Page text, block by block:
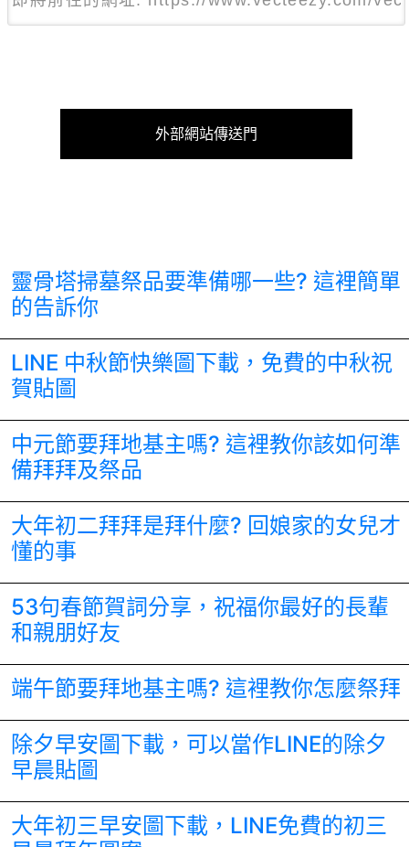
外部網站傳送門
靈骨塔掃墓祭品要準備哪一些? 這裡簡單
的告訴你
LINE 中秋節快樂圖下載，免費的中秋祝
賀貼圖
中元節要拜地基主嗎? 這裡教你該如何準
備拜拜及祭品
大年初二拜拜是拜什麼? 回娘家的女兒才
懂的事
53句春節賀詞分享，祝福你最好的長輩
和親朋好友
端午節要拜地基主嗎? 這裡教你怎麼祭拜
除夕早安圖下載，可以當作LINE的除夕
早晨貼圖
大年初三早安圖下載，LINE免費的初三